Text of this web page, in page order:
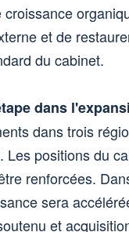
et de
du cabinet.
dans
dans trois
positions du
renforcées.
sera
et